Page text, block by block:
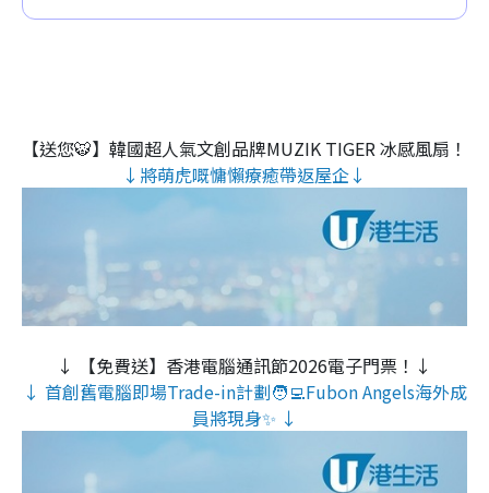
【送您🐯】韓國超人氣文創品牌MUZIK TIGER 冰感風扇！
↓將萌虎嘅慵懶療癒帶返屋企↓
↓ 【免費送】香港電腦通訊節2026電子門票！↓
↓ 首創舊電腦即場Trade-in計劃🧑‍💻Fubon Angels海外成
員將現身✨ ↓